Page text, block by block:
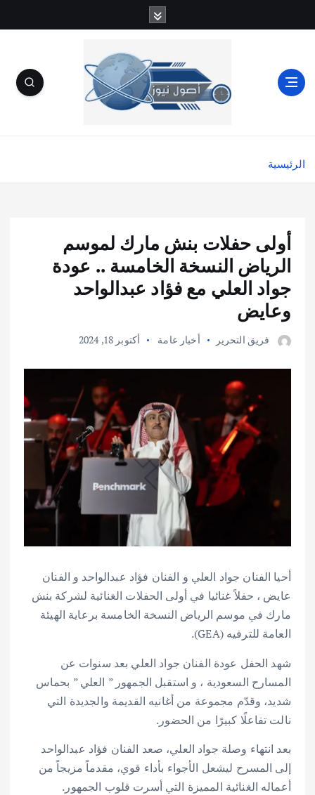
ل
الرئيسية
أولى حفلات بنش مارك لموسم
الرياض النسخة الخامسة .. عودة
جواد العلي مع فؤاد عبدالواحد
وعايض
فريق التحرير أخبار عامة أكتوبر 18, 2024
أحيا الفنان جواد العلي و الفنان فؤاد عبدالواحد و الفنان
عايض ، حفلاً غنائيا في أولى الحفلات الغنائية لشركة بنش
مارك في موسم الرياض النسخة الخامسة برعاية الهيئة
العامة للترفيه (GEA).
شهد الحفل عودة الفنان جواد العلي بعد سنوات عن
المسارح السعودية ، و استقبل الجمهور ” العلي ” بحماس
شديد، وقدّم مجموعة من أغانيه القديمة والجديدة التي
نالت تفاعلًا كبيرًا من الحضور.
بعد انتهاء وصلة جواد العلي، صعد الفنان فؤاد عبدالواحد
إلى المسرح ليشعل الأجواء بأداء قوي، مقدماً مزيجاً من
أعماله الغنائية المميزة التي أسرت قلوب الجمهور.